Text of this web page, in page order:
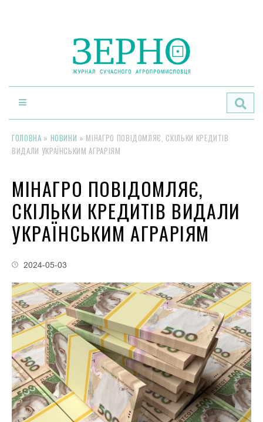
ГОЛОВНА » НОВИНИ » МІНАГРО ПОВІДОМЛЯЄ, СКІЛЬКИ КРЕДИТІВ
ВИДАЛИ УКРАЇНСЬКИМ АГРАРІЯМ
МІНАГРО ПОВІДОМЛЯЄ,
СКІЛЬКИ КРЕДИТІВ ВИДАЛИ
УКРАЇНСЬКИМ АГРАРІЯМ
2024-05-03